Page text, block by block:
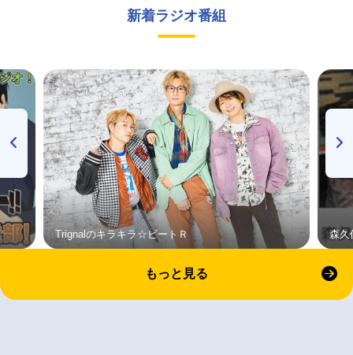
新着ラジオ番組
Trignalのキラキラ☆ビートＲ 森久
もっと見る